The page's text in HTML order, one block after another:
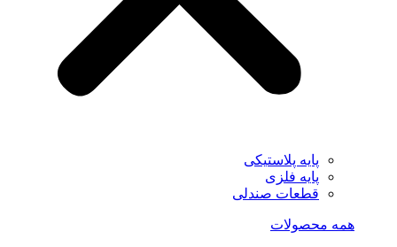
پایه پلاستیکی
پایه فلزی
قطعات صندلی
همه محصولات